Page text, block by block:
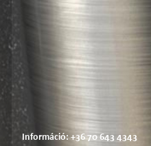
Információ: +36 70 643 4343